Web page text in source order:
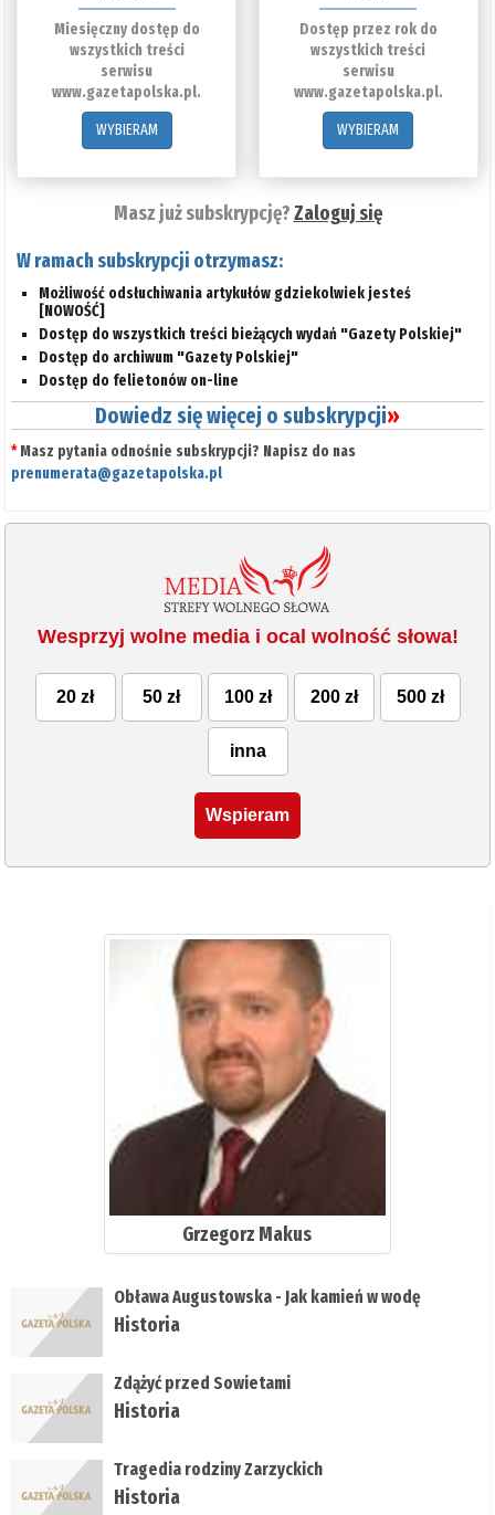
Miesięczny dostęp do
wszystkich treści
serwisu
www.gazetapolska.pl.
WYBIERAM
Dostęp przez rok do
wszystkich treści
serwisu
www.gazetapolska.pl.
WYBIERAM
Masz już subskrypcję?Zaloguj się
W ramach subskrypcji otrzymasz:
Możliwość odsłuchiwania artykułów gdziekolwiek jesteś
[NOWOŚĆ]
Dostęp do wszystkich treści bieżących wydań "Gazety Polskiej"
Dostęp do archiwum "Gazety Polskiej"
Dostęp do felietonów on-line
Dowiedz się więcej o subskrypcji»
*Masz pytania odnośnie subskrypcji? Napisz do nas
prenumerata@gazetapolska.pl
Wesprzyj wolne media i ocal wolność słowa!
20 zł 50 zł 100 zł 200 zł 500 zł
inna
Wspieram
Grzegorz Makus
Obława Augustowska - Jak kamień w wodę
Historia
Zdążyć przed Sowietami
Historia
Tragedia rodziny Zarzyckich
Historia